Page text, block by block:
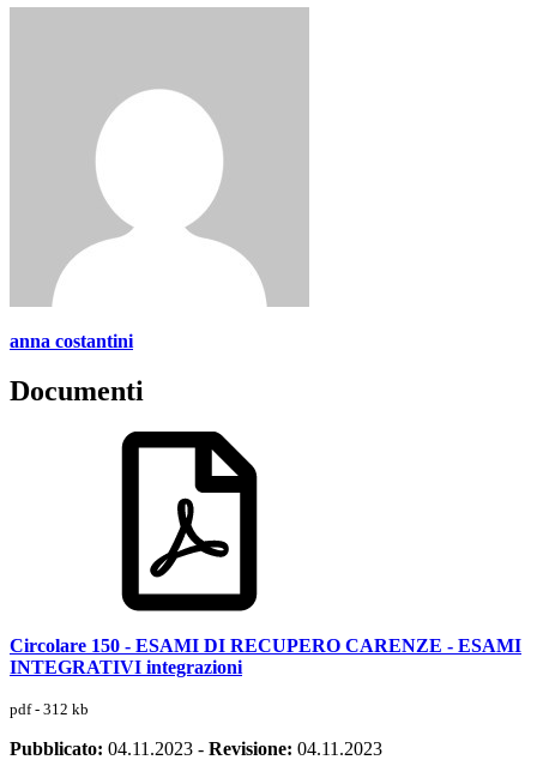
anna costantini
Documenti
Circolare 150 - ESAMI DI RECUPERO CARENZE - ESAMI
INTEGRATIVI integrazioni
pdf - 312 kb
Pubblicato: 04.11.2023 - Revisione: 04.11.2023